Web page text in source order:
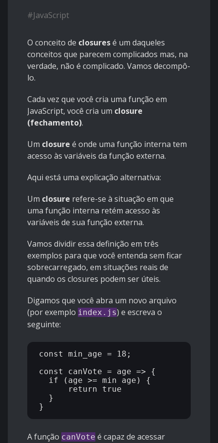
#JavaScript
O conceito de closuresé um daqueles
conceitos que parecem complicados mas, na
verdade, não é complicado. Vamos decompô-
lo.
Cada vez que você cria uma função em
JavaScript, você cria um closure
(fechamento).
Um closure é onde uma função interna tem
acesso às variáveis ​​da função externa.
Aqui está uma explicação alternativa:
Um closure refere-se à situação em que
uma função interna retém acesso às
variáveis ​​de sua função externa.
Vamos dividir essa definição em três
exemplos para que você entenda sem ficar
sobrecarregado, em situações reais de
quando os closures podem ser úteis.
Digamos que você abra um novo arquivo
(por exemplo index.js) e escreva o
seguinte:
const min_age = 18;
const canVote = age => {
A função canVote é capaz de acessar